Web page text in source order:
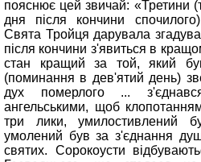
пояснює цей звичай: «Третини
дня після кончини
Свята Тройця дарувала
після кончини з'явиться в
стан кращий за той, який
(поминання в дев'ятий день)
дух померлого ...
ангельськими, щоб
три лики, умилостивлений
умолений був за з'єднання
святих. Сорокоусти